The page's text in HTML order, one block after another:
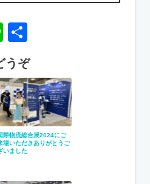
Line
うぞ
際物流総合展2024にご
場いただきありがとうご
いました